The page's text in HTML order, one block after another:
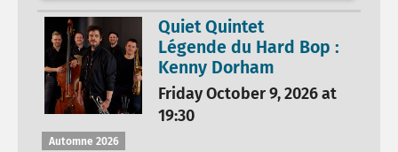
Quiet Quintet
Légende du Hard Bop :
Kenny Dorham
Friday October 9, 2026 at
19:30
Automne 2026